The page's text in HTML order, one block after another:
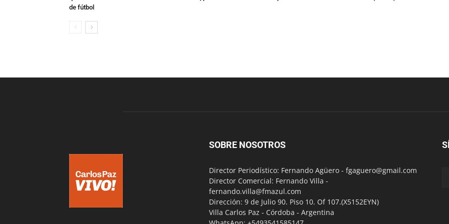
de fútbol
SOBRE NOSOTROS
Director Periodístico: Fernando Agüero - fgaguero@gmail.com
Director Comercial: Fernando Villa -
fernando.villa@fmazul.com
Dirección: 9 de Julio 90. Piso 10. Of 107.(X5152EYN)
Villa Carlos Paz - Córdoba - Argentina